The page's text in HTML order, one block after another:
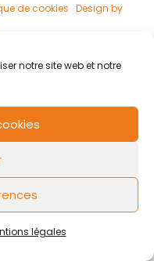
notre site web et notre
légales
de cookies Design by